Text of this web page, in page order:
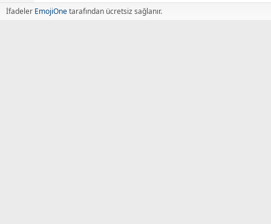
İfadeler EmojiOnetarafından ücretsiz sağlanır.